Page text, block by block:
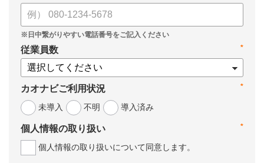
*
従業員数
*
カオナビご利用状況
未導入
不明 導入済み
*
個人情報の取り扱い
個人情報の取り扱いについて同意します。